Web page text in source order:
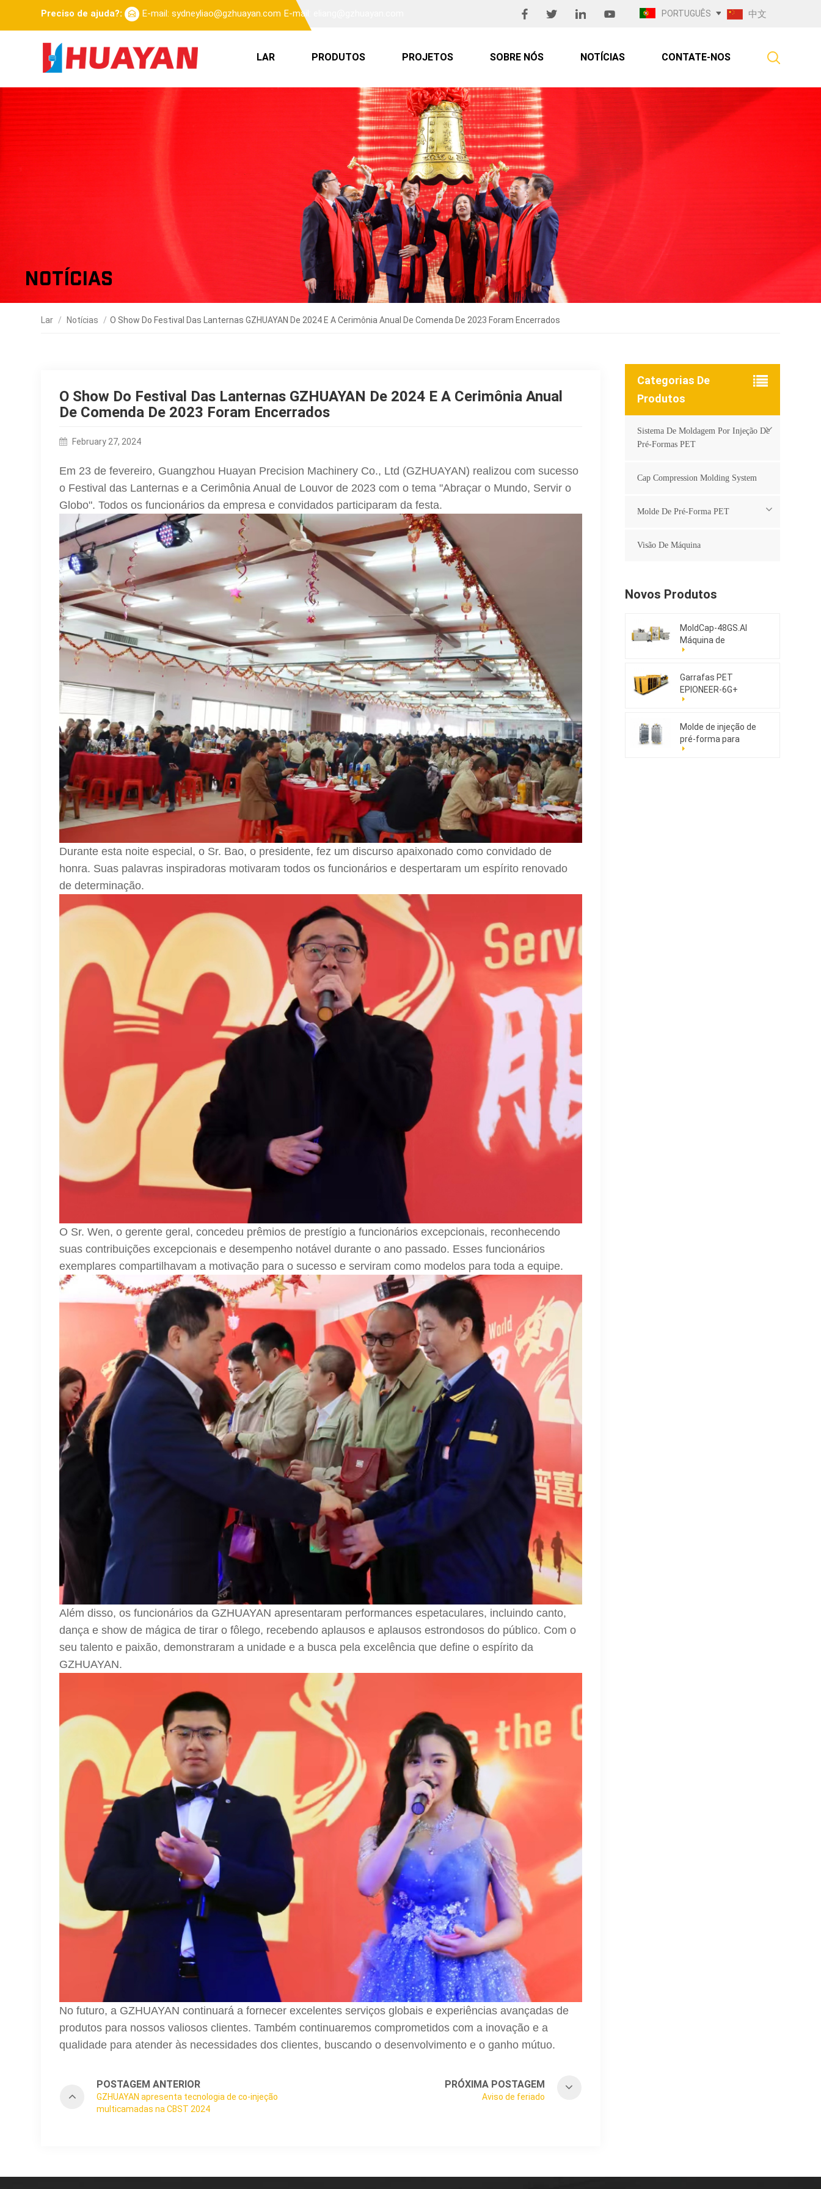
Preciso de ajuda?: E-mail: sydneyliao@gzhuayan.com E-mail: eliang@gzhuayan.com PORTUGUÊS 中文
LAR PRODUTOS PROJETOS SOBRE NÓS NOTÍCIAS CONTATE-NOS
Notícias
Lar / Notícias / O Show Do Festival Das Lanternas GZHUAYAN De 2024 E A Cerimônia Anual De Comenda De 2023 Foram Encerrados
O Show Do Festival Das Lanternas GZHUAYAN De 2024 E A Cerimônia Anual
De Comenda De 2023 Foram Encerrados
February 27, 2024
Em 23 de fevereiro, Guangzhou Huayan Precision Machinery Co., Ltd (GZHUAYAN) realizou com sucesso
o Festival das Lanternas e a Cerimônia Anual de Louvor de 2023 com o tema "Abraçar o Mundo, Servir o
Globo". Todos os funcionários da empresa e convidados participaram da festa.
Durante esta noite especial, o Sr. Bao, o presidente, fez um discurso apaixonado como convidado de
honra. Suas palavras inspiradoras motivaram todos os funcionários e despertaram um espírito renovado
de determinação.
O Sr. Wen, o gerente geral, concedeu prêmios de prestígio a funcionários excepcionais, reconhecendo
suas contribuições excepcionais e desempenho notável durante o ano passado. Esses funcionários
exemplares compartilhavam a motivação para o sucesso e serviram como modelos para toda a equipe.
Além disso, os funcionários da GZHUAYAN apresentaram performances espetaculares, incluindo canto,
dança e show de mágica de tirar o fôlego, recebendo aplausos e aplausos estrondosos do público. Com o
seu talento e paixão, demonstraram a unidade e a busca pela excelência que define o espírito da
GZHUAYAN.
No futuro, a GZHUAYAN continuará a fornecer excelentes serviços globais e experiências avançadas de
produtos para nossos valiosos clientes. Também continuaremos comprometidos com a inovação e a
qualidade para atender às necessidades dos clientes, buscando o desenvolvimento e o ganho mútuo.
POSTAGEM ANTERIOR
GZHUAYAN apresenta tecnologia de co-injeção
multicamadas na CBST 2024
PRÓXIMA POSTAGEM
Aviso de feriado
Categorias De
Produtos
Sistema De Moldagem Por Injeção De
Pré-Formas PET
Cap Compression Molding System
Molde De Pré-Forma PET
Visão De Máquina
Novos Produtos
MoldCap-48GS.AI
Máquina de
moldagem por
tampas de alta
velocidade
Garrafas PET
EPIONEER-6G+
Molde de injeção de
pré-forma para
animais de estimação